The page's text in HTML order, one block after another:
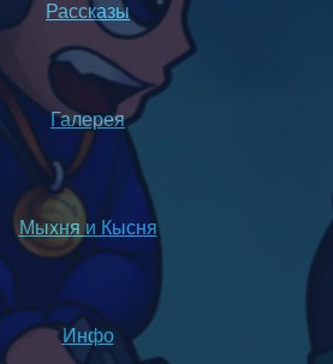
Рассказы
Галерея
Мыхня и Кысня
Инфо